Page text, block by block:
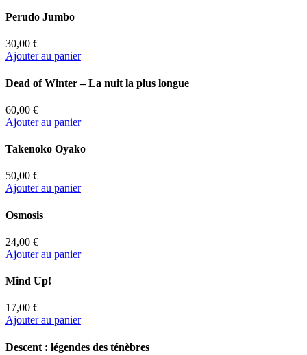
Perudo Jumbo
30,00 €
Ajouter au panier
Dead of Winter – La nuit la plus longue
60,00 €
Ajouter au panier
Takenoko Oyako
50,00 €
Ajouter au panier
Osmosis
24,00 €
Ajouter au panier
Mind Up!
17,00 €
Ajouter au panier
Descent : légendes des ténèbres